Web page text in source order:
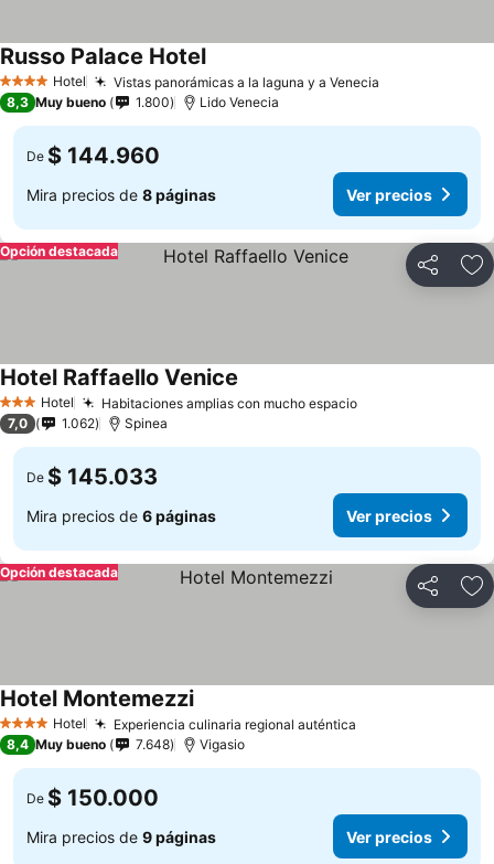
4 EstrellasHotel Vistas panorámicas a la laguna y a Venecia
Russo Palace Hotel
8,3 Muy bueno 1.800 Lido Venecia
De $ 144.960
Mira precios de 8 páginas Ver precios
Compartir
Opción destacada
3 Estrellas
Hotel Habitaciones amplias con mucho espacio
Hotel Raffaello Venice
7,0 1.062 Spinea
De $ 145.033
Mira precios de 6 páginas Ver precios
Compartir
Opción destacada
4 EstrellasHotel Experiencia culinaria regional auténtica
Hotel Montemezzi
8,4 Muy bueno 7.648 Vigasio
De $ 150.000
Mira precios de 9 páginas Ver precios